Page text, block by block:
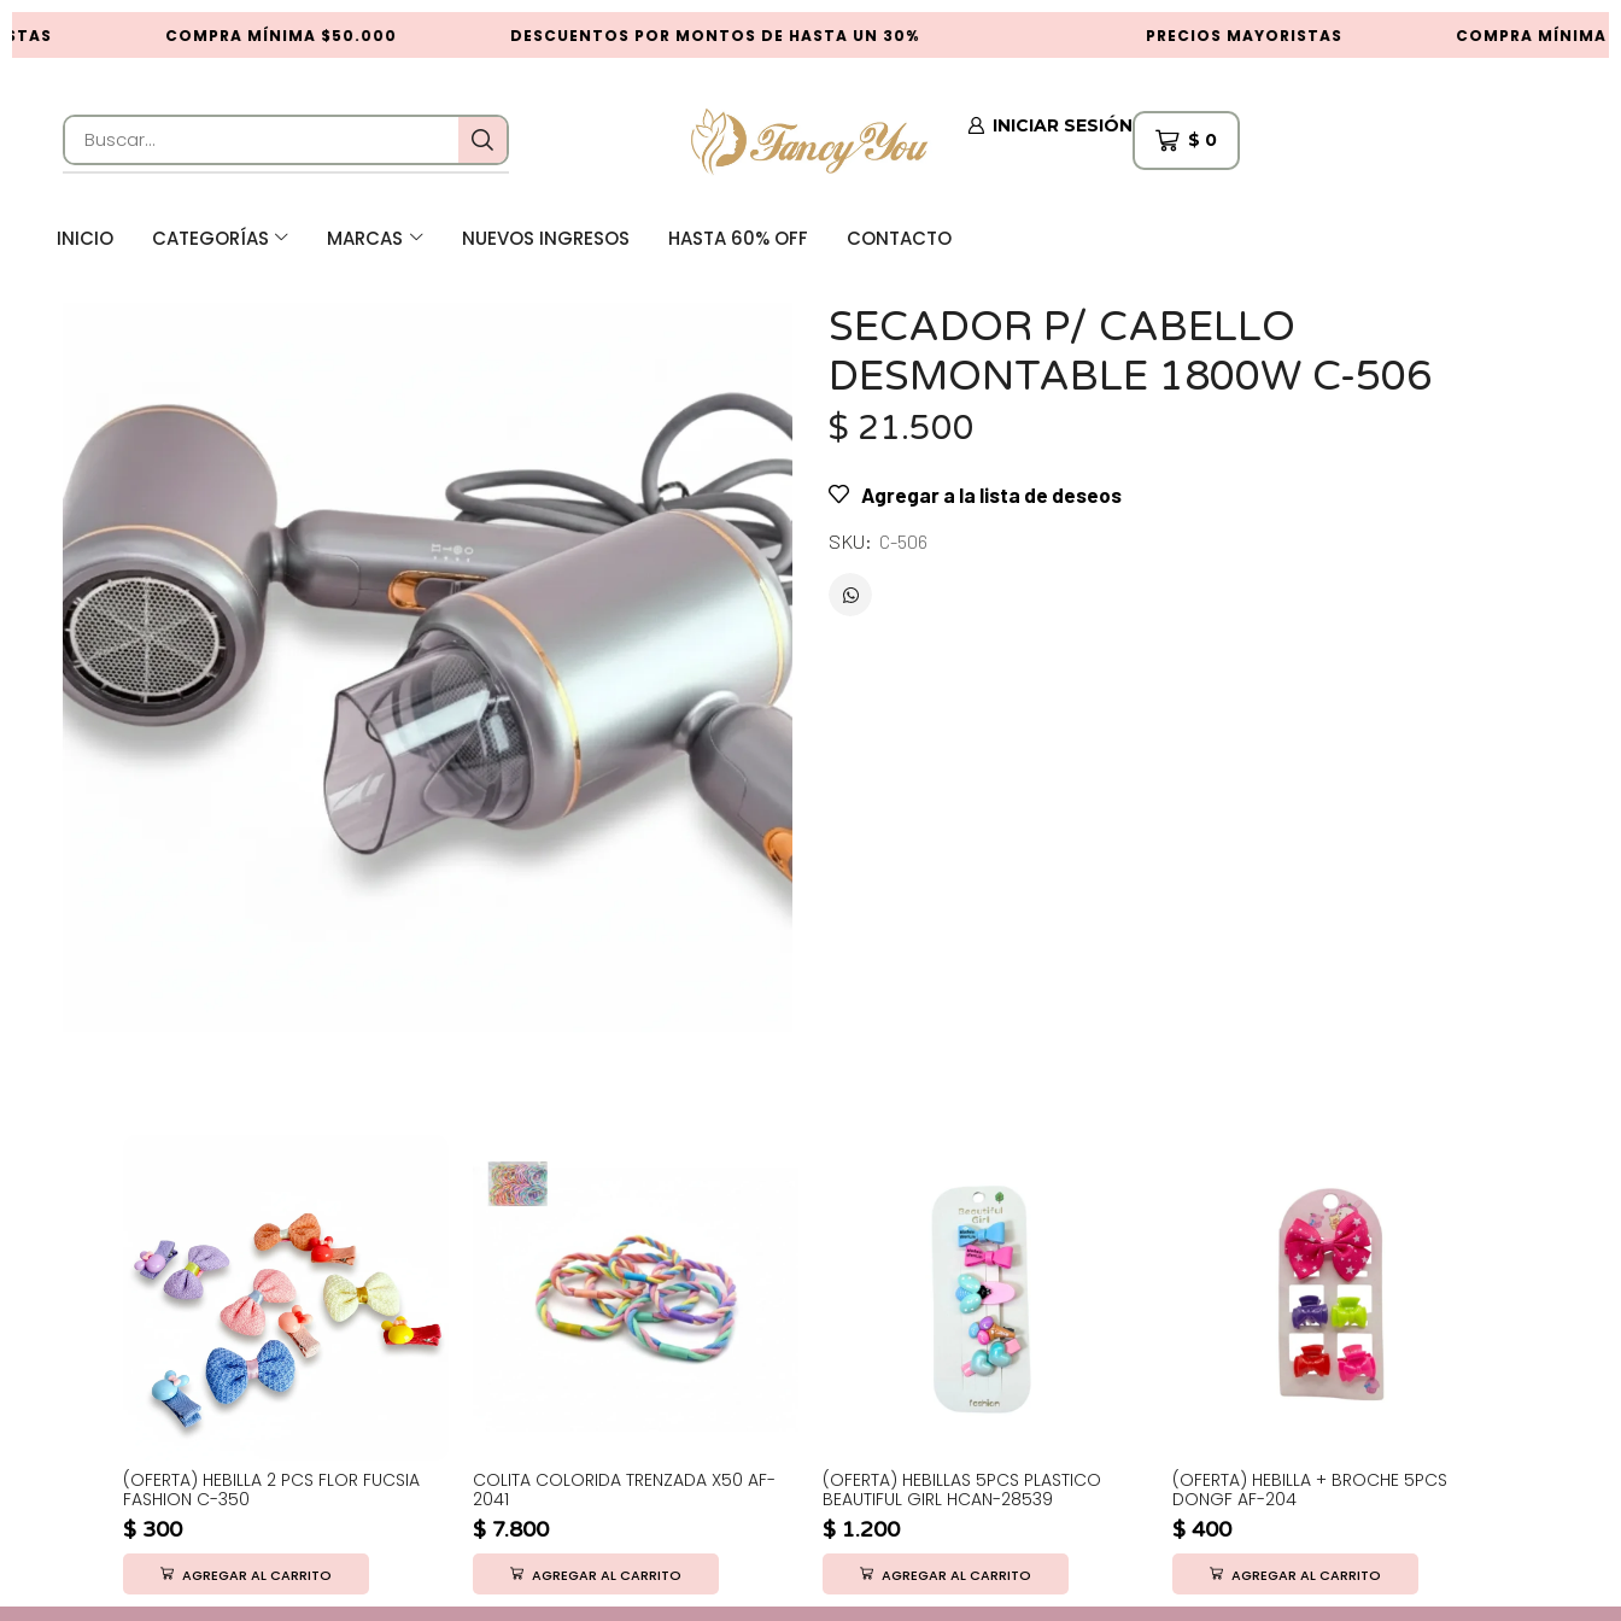
COMPRA MÍNIMA $50.000 DESCUENTOS POR MONTOS DE HASTA UN 30% PRECIOS MAYORISTAS COMPRA MÍNIMA
INICIAR SESIÓN
$ 0
INICIO CATEGORÍAS MARCAS NUEVOS INGRESOS HASTA 60% OFF CONTACTO
SECADOR P/ CABELLO
DESMONTABLE 1800W C-506
$ 21.500
Agregar a la lista de deseos
SKU: C-506
(OFERTA) HEBILLA 2 PCS FLOR FUCSIA
FASHION C-350
$ 300
AGREGAR AL CARRITO
COLITA COLORIDA TRENZADA X50 AF-
2041
$ 7.800
AGREGAR AL CARRITO
(OFERTA) HEBILLAS 5PCS PLASTICO
BEAUTIFUL GIRL HCAN-28539
$ 1.200
AGREGAR AL CARRITO
(OFERTA) HEBILLA + BROCHE 5PCS
DONGF AF-204
$ 400
AGREGAR AL CARRITO